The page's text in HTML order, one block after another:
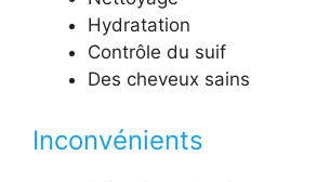
Hydratation
Contrôle du suif
Des cheveux sains
Inconvénients